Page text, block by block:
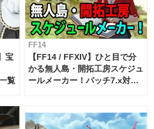
宝
覧
FF14
【FF14 / FFXIV】ひと目で分
かる無人島・開拓工房スケジュ
ールメーカー！パッチ7.x対応